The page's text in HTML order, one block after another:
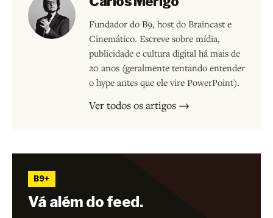
Fundador do B9, host do Braincast e
Cinemático. Escreve sobre mídia,
publicidade e cultura digital há mais de
20 anos (geralmente tentando entender
o hype antes que ele vire PowerPoint).
Ver todos os artigos →
B9+
Vá além do feed.